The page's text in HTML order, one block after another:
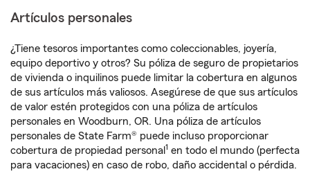
Artículos personales
¿Tiene tesoros importantes como coleccionables, joyería,
equipo deportivo y otros? Su póliza de seguro de propietarios
de vivienda o inquilinos puede limitar la cobertura en algunos
de sus artículos más valiosos. Asegúrese de que sus artículos
de valor estén protegidos con una póliza de artículos
personales en Woodburn, OR. Una póliza de artículos
personales de State Farm® puede incluso proporcionar
cobertura de propiedad personal 1 en todo el mundo (perfecta
para vacaciones) en caso de robo, daño accidental o pérdida.